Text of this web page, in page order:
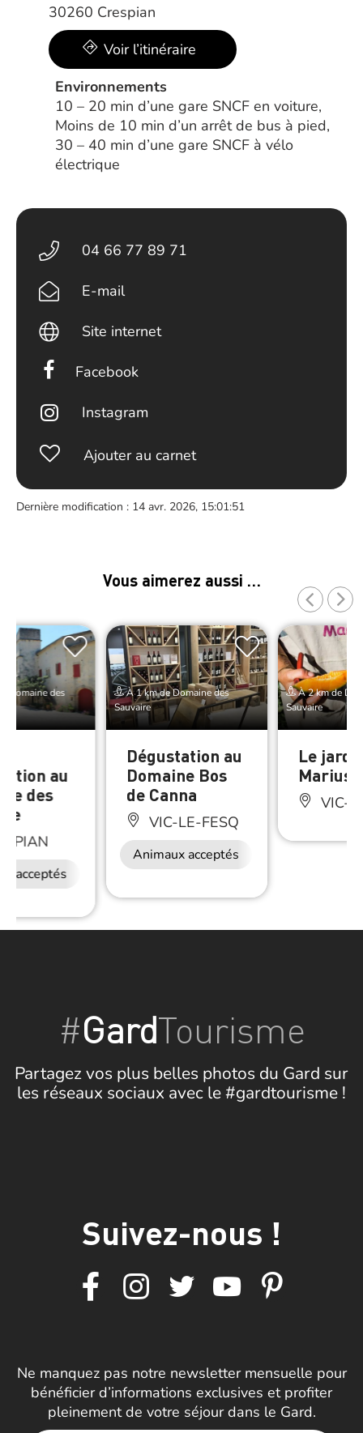
30260 Crespian
Voir l’itinéraire
Environnements
10 – 20 min d’une gare SNCF en voiture,
Moins de 10 min d’un arrêt de bus à pied,
30 – 40 min d’une gare SNCF à vélo
électrique
04 66 77 89 71
E-mail
Site internet
Facebook
Instagram
Ajouter au carnet
Dernière modification : 14 avr. 2026, 15:01:51
Vous aimerez aussi …
Domaine des
au
des
acceptés
À 1 km de Domaine des
Sauvaire
Dégustation au
Domaine Bos
de Canna
VIC-LE-FESQ
Animaux acceptés
À 2 km de
Sauvaire
Le
Marius
VIC-
#GardTourisme
Partagez vos plus belles photos du Gard sur
les réseaux sociaux avec le #gardtourisme !
Suivez-nous !
Ne manquez pas notre newsletter mensuelle pour
bénéficier d’informations exclusives et profiter
pleinement de votre séjour dans le Gard.